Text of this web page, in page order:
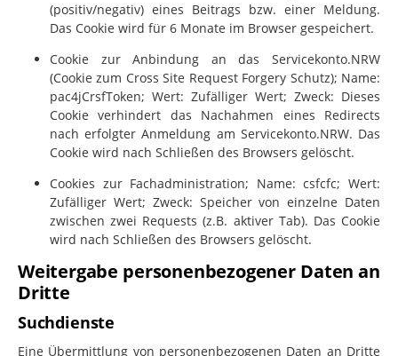
(positiv/negativ) eines Beitrags bzw. einer Meldung.
Das Cookie wird für 6 Monate im Browser gespeichert.
Cookie zur Anbindung an das Servicekonto.NRW
(Cookie zum Cross Site Request Forgery Schutz); Name:
pac4jCrsfToken; Wert: Zufälliger Wert; Zweck: Dieses
Cookie verhindert das Nachahmen eines Redirects
nach erfolgter Anmeldung am Servicekonto.NRW. Das
Cookie wird nach Schließen des Browsers gelöscht.
Cookies zur Fachadministration; Name: csfcfc; Wert:
Zufälliger Wert; Zweck: Speicher von einzelne Daten
zwischen zwei Requests (z.B. aktiver Tab). Das Cookie
wird nach Schließen des Browsers gelöscht.
Weitergabe personenbezogener Daten an
Dritte
Suchdienste
Eine Übermittlung von personenbezogenen Daten an Dritte